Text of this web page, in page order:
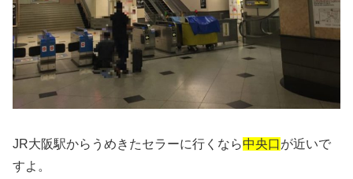
JR大阪駅からうめきたセラーに行くなら中央口が近いで
すよ。